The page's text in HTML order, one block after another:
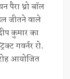
पैरा थ्रो बॉल
जीतने वाले
कुमार का
गवर्नर रो.
आयोजित